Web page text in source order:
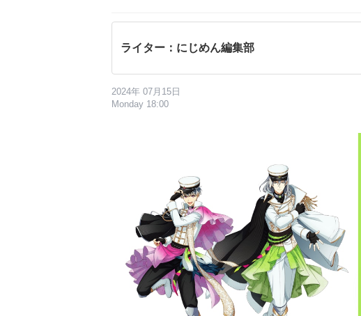
ライター：にじめん編集部
2024年 07月15日
Monday 18:00